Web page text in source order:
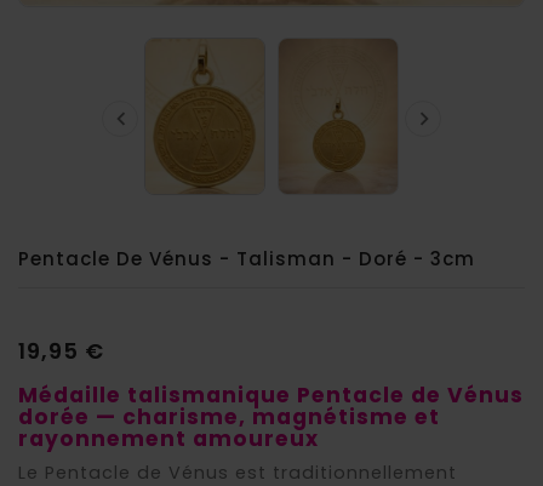
 
Pentacle De Vénus - Talisman - Doré - 3cm
19,95 €
Médaille talismanique Pentacle de Vénus
dorée — charisme, magnétisme et
rayonnement amoureux
Le Pentacle de Vénus est traditionnellement